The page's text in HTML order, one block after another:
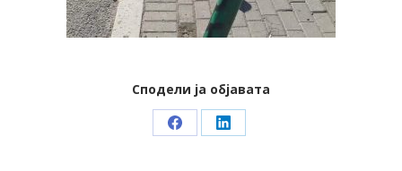
Сподели ја објавата
Share Share